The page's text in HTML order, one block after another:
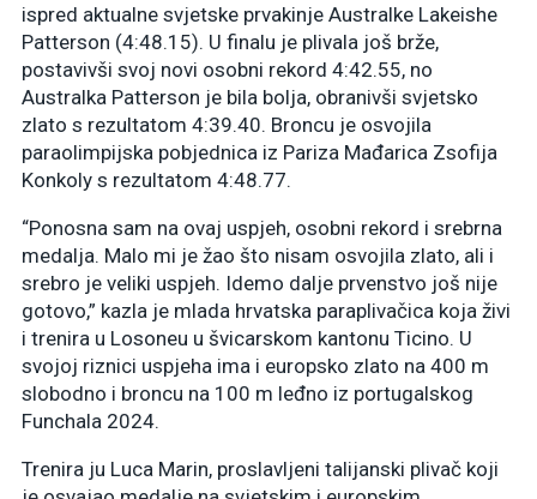
ispred aktualne svjetske prvakinje Australke Lakeishe
Patterson (4:48.15). U finalu je plivala još brže,
postavivši svoj novi osobni rekord 4:42.55, no
Australka Patterson je bila bolja, obranivši svjetsko
zlato s rezultatom 4:39.40. Broncu je osvojila
paraolimpijska pobjednica iz Pariza Mađarica Zsofija
Konkoly s rezultatom 4:48.77.
“Ponosna sam na ovaj uspjeh, osobni rekord i srebrna
medalja. Malo mi je žao što nisam osvojila zlato, ali i
srebro je veliki uspjeh. Idemo dalje prvenstvo još nije
gotovo,” kazla je mlada hrvatska paraplivačica koja živi
i trenira u Losoneu u švicarskom kantonu Ticino. U
svojoj riznici uspjeha ima i europsko zlato na 400 m
slobodno i broncu na 100 m leđno iz portugalskog
Funchala 2024.
Trenira ju Luca Marin, proslavljeni talijanski plivač koji